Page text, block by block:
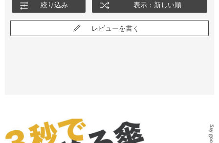
絞り込み 表示：新しい順
レビューを書く